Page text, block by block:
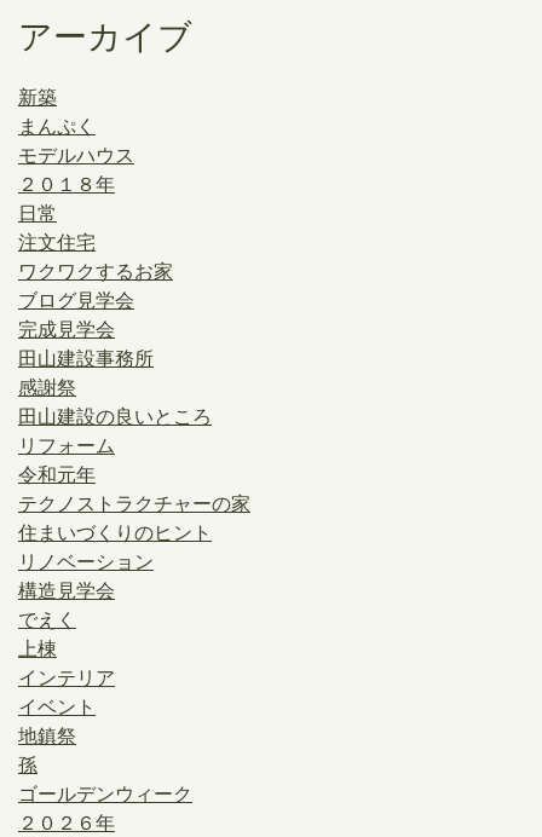
アーカイブ
新築
まんぷく
モデルハウス
２０１８年
日常
注文住宅
ワクワクするお家
ブログ見学会
完成見学会
田山建設事務所
感謝祭
田山建設の良いところ
リフォーム
令和元年
テクノストラクチャーの家
住まいづくりのヒント
リノベーション
構造見学会
でえく
上棟
インテリア
イベント
地鎮祭
孫
ゴールデンウィーク
２０２６年